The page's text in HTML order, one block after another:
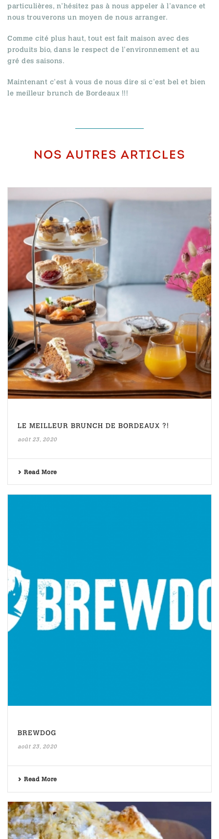
particulières, n’hésitez pas à nous appeler à l’avance et
nous trouverons un moyen de nous arranger.
Comme cité plus haut, tout est fait maison avec des
produits bio, dans le respect de l’environnement et au
gré des saisons.
Maintenant c’est à vous de nous dire si c’est bel et bien
le meilleur brunch de Bordeaux !!!
NOS AUTRES ARTICLES
LE MEILLEUR BRUNCH DE BORDEAUX ?!
août 23, 2020
Read More
BREWDOG
août 23, 2020
Read More